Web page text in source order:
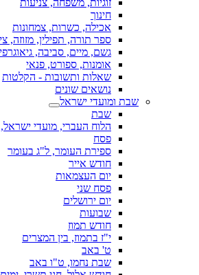
זוגיות, משפחה, צניעות
חינוך
אכילה, כשרות, צמחונות
ספר תורה, תפילין, מזוזה,
גשם, מיים, סביבה,
אומנות, ספורט, פנאי
שאלות ותשובות - הקלטות
נושאים שונים
שבת ומועדי ישראל
שבת
הלוח העברי, מועדי
פסח
ספירת העומר, ל"ג בעומר
חודש אייר
יום העצמאות
פסח שני
יום ירושלים
שבועות
חודש תמוז
י"ז בתמוז, בין המצרים
ט' באב
שבת נחמו, ט"ו באב